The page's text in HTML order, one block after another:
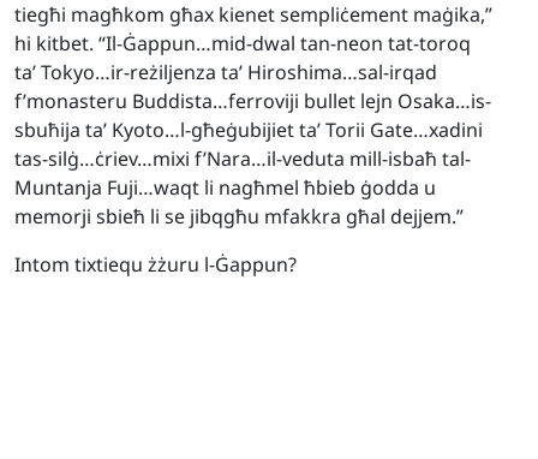
tiegħi magħkom għax kienet sempliċement maġika,”
hi kitbet. “Il-Ġappun…mid-dwal tan-neon tat-toroq
ta’ Tokyo…ir-reżiljenza ta’ Hiroshima…sal-irqad
f’monasteru Buddista…ferroviji bullet lejn Osaka…is-
sbuħija ta’ Kyoto…l-għeġubijiet ta’ Torii Gate…xadini
tas-silġ…ċriev…mixi f’Nara…il-veduta mill-isbaħ tal-
Muntanja Fuji…waqt li nagħmel ħbieb ġodda u
memorji sbieħ li se jibqgħu mfakkra għal dejjem.”
Intom tixtiequ żżuru l-Ġappun?